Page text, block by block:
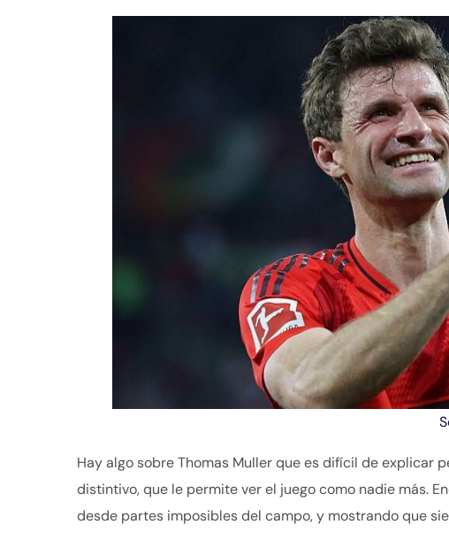
Hay algo sobre Thomas Muller que es difícil de explicar
distintivo, que le permite ver el juego como nadie más.
desde partes imposibles del campo, y mostrando que